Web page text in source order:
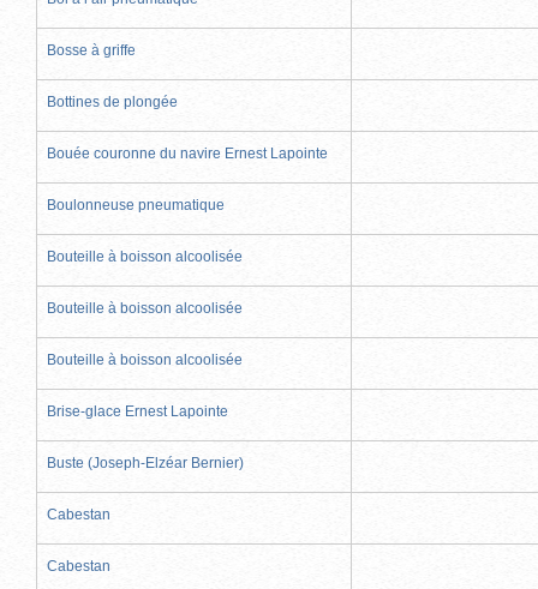
Bosse à griffe
Bottines de plongée
Bouée couronne du navire Ernest Lapointe
Boulonneuse pneumatique
Bouteille à boisson alcoolisée
Bouteille à boisson alcoolisée
Bouteille à boisson alcoolisée
Brise-glace Ernest Lapointe
Buste (Joseph-Elzéar Bernier)
Cabestan
Cabestan